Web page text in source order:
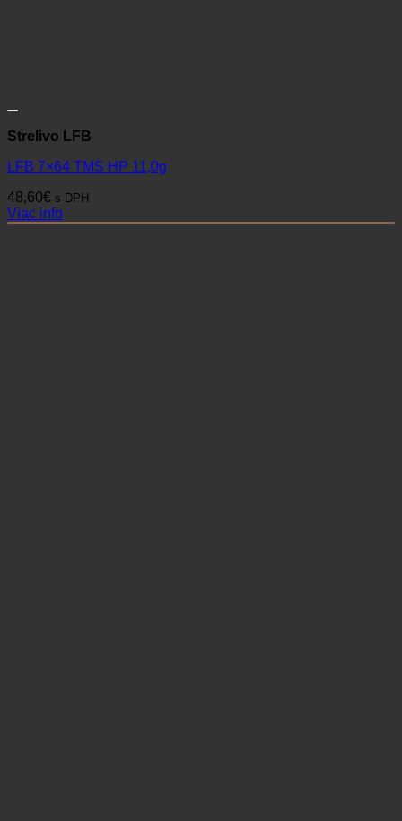
Strelivo LFB
LFB 7×64 TMS HP 11,0g
48,60€ s DPH
Viac info